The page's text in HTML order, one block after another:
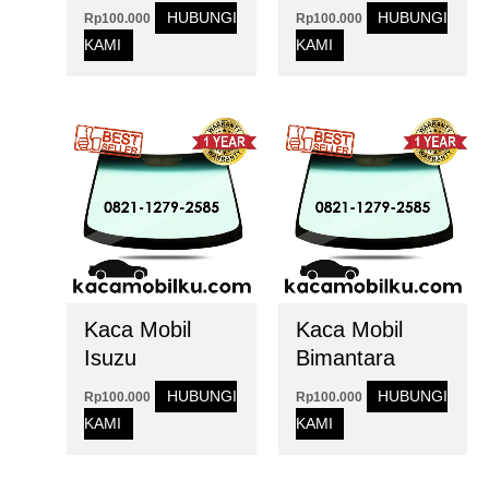
Rp100.000
HUBUNGI
KAMI
Rp100.000
HUBUNGI
KAMI
Kaca Mobil
Isuzu
Rp100.000
HUBUNGI
KAMI
Kaca Mobil
Bimantara
Rp100.000
HUBUNGI
KAMI